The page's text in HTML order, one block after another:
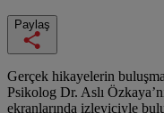
Paylaş
Gerçek hikayelerin
Psikolog Dr. Aslı
ekranlarında izleyiciyle